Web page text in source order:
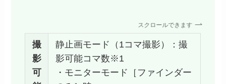
スクロールできます
撮
影
可
静止画モード（1コマ撮影）：撮
影可能コマ数※1
・モニターモード［ファインダー